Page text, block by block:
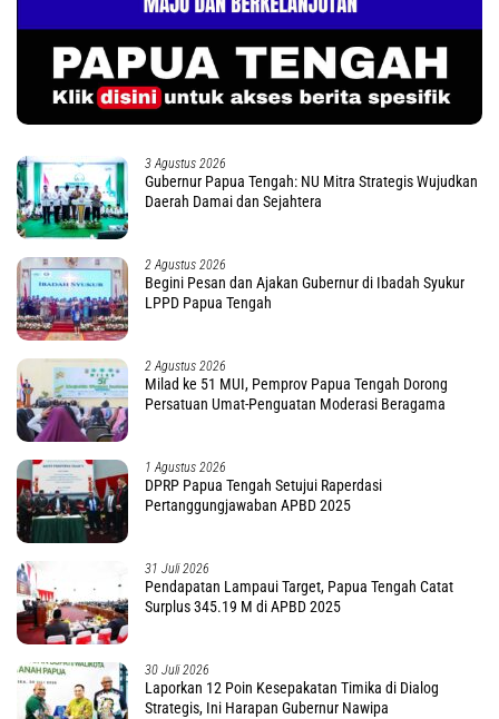
3 Agustus 2026
Gubernur Papua Tengah: NU Mitra Strategis Wujudkan
Daerah Damai dan Sejahtera
2 Agustus 2026
Begini Pesan dan Ajakan Gubernur di Ibadah Syukur
LPPD Papua Tengah
2 Agustus 2026
Milad ke 51 MUI, Pemprov Papua Tengah Dorong
Persatuan Umat-Penguatan Moderasi Beragama
1 Agustus 2026
DPRP Papua Tengah Setujui Raperdasi
Pertanggungjawaban APBD 2025
31 Juli 2026
Pendapatan Lampaui Target, Papua Tengah Catat
Surplus 345.19 M di APBD 2025
30 Juli 2026
Laporkan 12 Poin Kesepakatan Timika di Dialog
Strategis, Ini Harapan Gubernur Nawipa